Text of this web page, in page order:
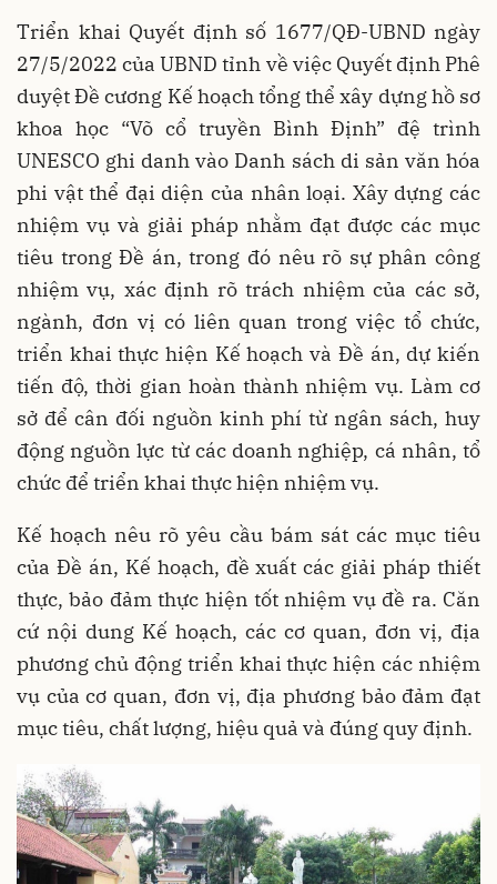
Triển khai Quyết định số 1677/QĐ-UBND ngày
27/5/2022 của UBND tỉnh về việc Quyết định Phê
duyệt Đề cương Kế hoạch tổng thể xây dựng hồ sơ
khoa học “Võ cổ truyền Bình Định” đệ trình
UNESCO ghi danh vào Danh sách di sản văn hóa
phi vật thể đại diện của nhân loại. Xây dựng các
nhiệm vụ và giải pháp nhằm đạt được các mục
tiêu trong Đề án, trong đó nêu rõ sự phân công
nhiệm vụ, xác định rõ trách nhiệm của các sở,
ngành, đơn vị có liên quan trong việc tổ chức,
triển khai thực hiện Kế hoạch và Đề án, dự kiến
tiến độ, thời gian hoàn thành nhiệm vụ. Làm cơ
sở để cân đối nguồn kinh phí từ ngân sách, huy
động nguồn lực từ các doanh nghiệp, cá nhân, tổ
chức để triển khai thực hiện nhiệm vụ.
Kế hoạch nêu rõ yêu cầu bám sát các mục tiêu
của Đề án, Kế hoạch, đề xuất các giải pháp thiết
thực, bảo đảm thực hiện tốt nhiệm vụ đề ra. Căn
cứ nội dung Kế hoạch, các cơ quan, đơn vị, địa
phương chủ động triển khai thực hiện các nhiệm
vụ của cơ quan, đơn vị, địa phương bảo đảm đạt
mục tiêu, chất lượng, hiệu quả và đúng quy định.